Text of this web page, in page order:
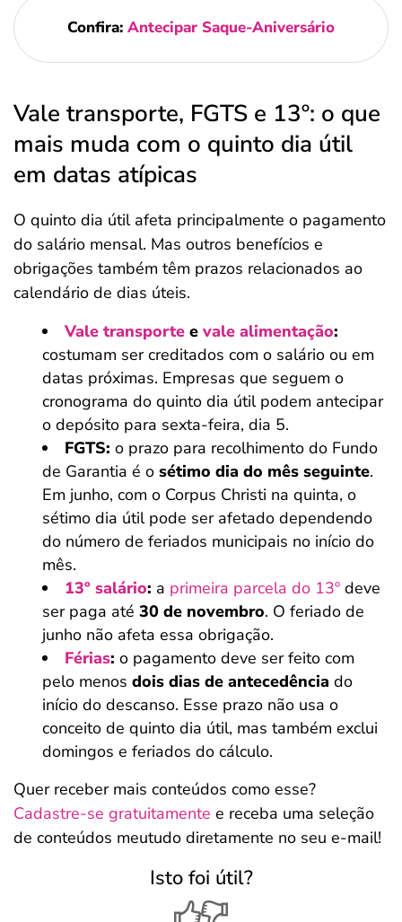
Confira: Antecipar Saque-Aniversário
Vale transporte, FGTS e 13º: o que
mais muda com o quinto dia útil
em datas atípicas
O quinto dia útil afeta principalmente o pagamento
do salário mensal. Mas outros benefícios e
obrigações também têm prazos relacionados ao
calendário de dias úteis.
Vale transporte e vale alimentação:
costumam ser creditados com o salário ou em
datas próximas. Empresas que seguem o
cronograma do quinto dia útil podem antecipar
o depósito para sexta-feira, dia 5.
FGTS: o prazo para recolhimento do Fundo
de Garantia é o sétimo dia do mês seguinte.
Em junho, com o Corpus Christi na quinta, o
sétimo dia útil pode ser afetado dependendo
do número de feriados municipais no início do
mês.
13º salário: a primeira parcela do 13º deve
ser paga até 30 de novembro. O feriado de
junho não afeta essa obrigação.
Férias: o pagamento deve ser feito com
pelo menos dois dias de antecedência do
início do descanso. Esse prazo não usa o
conceito de quinto dia útil, mas também exclui
domingos e feriados do cálculo.
Quer receber mais conteúdos como esse?
Cadastre-se gratuitamente e receba uma seleção
de conteúdos meutudo diretamente no seu e-mail!
Isto foi útil?